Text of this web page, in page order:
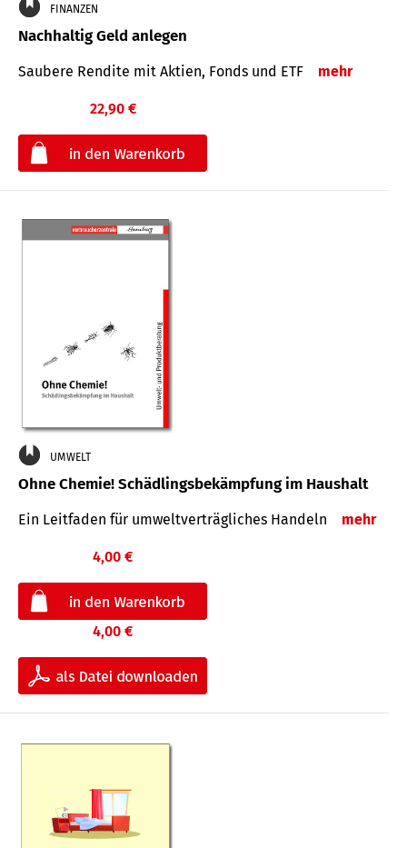
FINANZEN
Nachhaltig Geld anlegen
Saubere Rendite mit Aktien, Fonds und ETF mehr
22,90 €
UMWELT
Ohne Chemie! Schädlingsbekämpfung im Haushalt
Ein Leitfaden für um­welt­ver­träg­liches Han­deln mehr
4,00 €
4,00 €